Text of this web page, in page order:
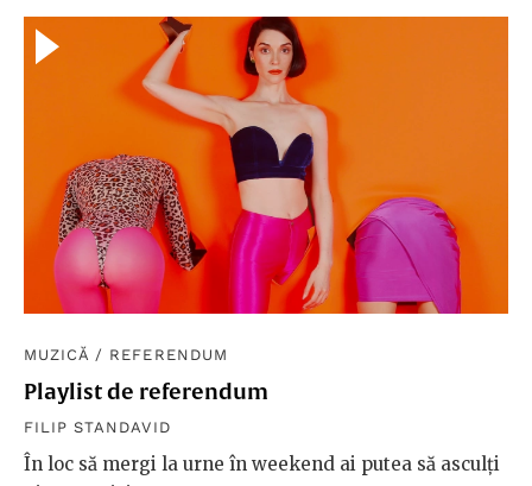
MUZICĂ / REFERENDUM
Playlist de referendum
FILIP STANDAVID
În loc să mergi la urne în weekend ai putea să asculți